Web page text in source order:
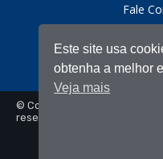
Fale
© Copyright - Portal dos
reservados
Este site usa
obtenha a melhor
Veja mais